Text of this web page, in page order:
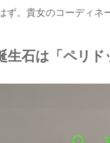
ず。貴女のコーディネ
生石は「ペリド